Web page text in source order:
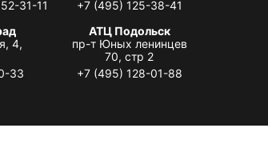
31-11
+7 (495) 125-38-41
4,
33
АТЦ Подольск
пр-т Юных ленинцев
70, стр 2
+7 (495) 128-01-88